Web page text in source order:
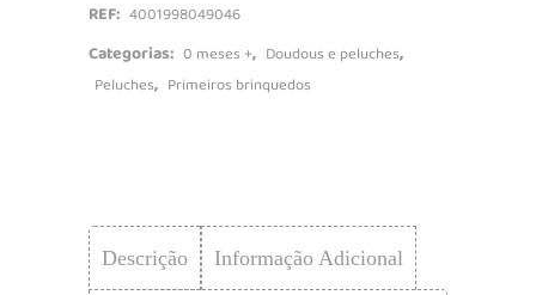
REF: 4001998049046
Categorias: 0 meses +, Doudous e peluches,
Peluches, Primeiros brinquedos
Descrição Informação Adicional